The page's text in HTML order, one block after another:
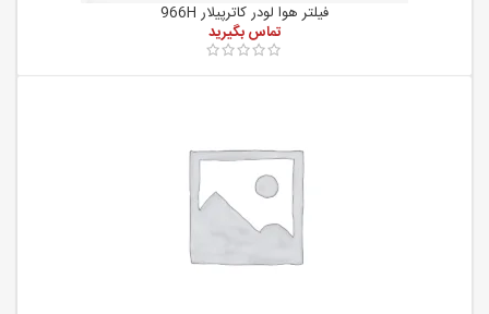
فیلتر هوا لودر کاترپیلار 966H